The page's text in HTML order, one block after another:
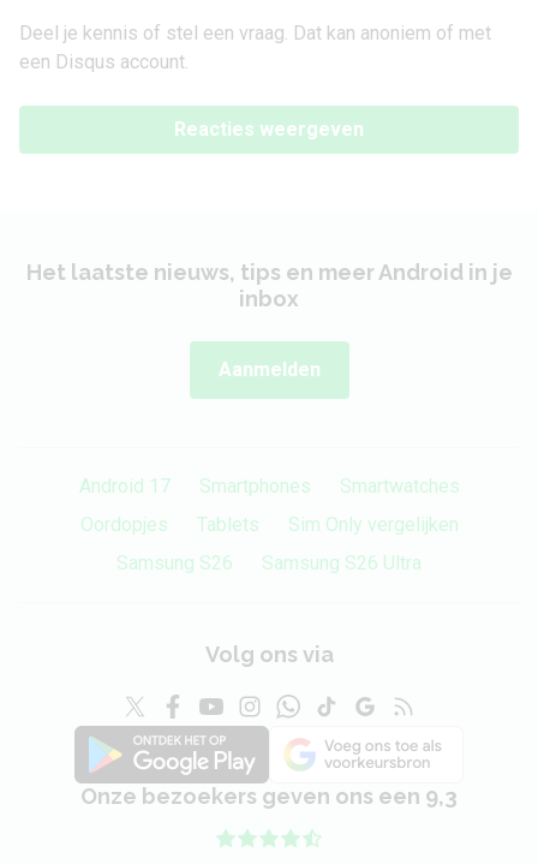
Deel je kennis of stel een vraag. Dat kan anoniem of met
een Disqus account.
Reacties weergeven
Het laatste nieuws, tips en meer Android in je
inbox
Aanmelden
Android 17 Smartphones
Smartwatches
Oordopjes
Tablets
Sim Only vergelijken
Samsung S26
Samsung S26 Ultra
Volg ons via
Onze bezoekers geven ons een 9,3